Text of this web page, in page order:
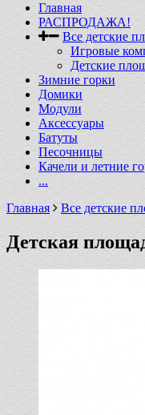
Главная
РАСПРОДАЖА!
Все детские
Игровые
Детские
Зимние горки
Домики
Модули
Аксессуары
Батуты
Песочницы
Качели и летние
...
Главная
Все детские
Детская